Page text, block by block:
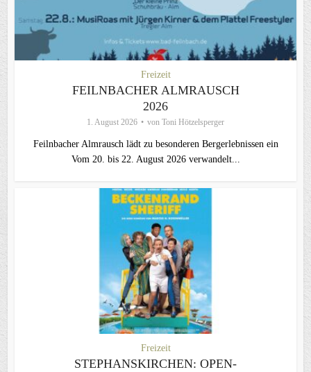
Freizeit
FEILNBACHER ALMRAUSCH
2026
1. August 2026 von Toni Hötzelsperger
Feilnbacher Almrausch lädt zu besonderen Bergerlebnissen ein
Vom 20. bis 22. August 2026 verwandelt...
Freizeit
STEPHANSKIRCHEN: OPEN-